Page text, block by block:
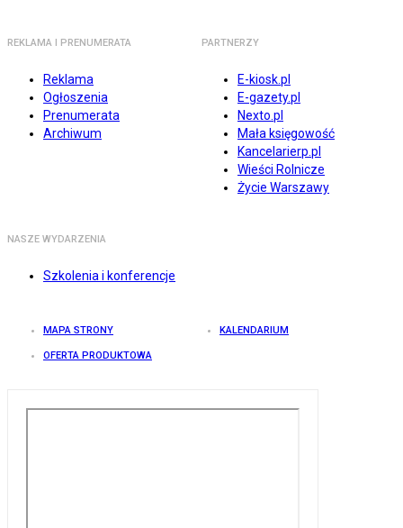
REKLAMA I PRENUMERATA
Reklama
Ogłoszenia
Prenumerata
Archiwum
PARTNERZY
E-kiosk.pl
E-gazety.pl
Nexto.pl
Mała księgowość
Kancelarierp.pl
Wieści Rolnicze
Życie Warszawy
NASZE WYDARZENIA
Szkolenia i konferencje
MAPA STRONY KALENDARIUM
OFERTA PRODUKTOWA